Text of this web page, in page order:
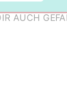
AUCH